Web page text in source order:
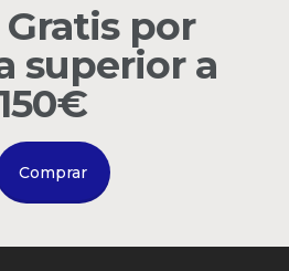
por
superior a
Comprar